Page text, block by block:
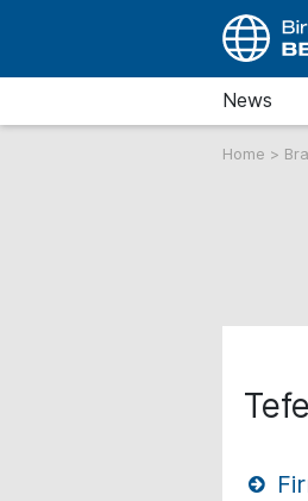
News
Home >